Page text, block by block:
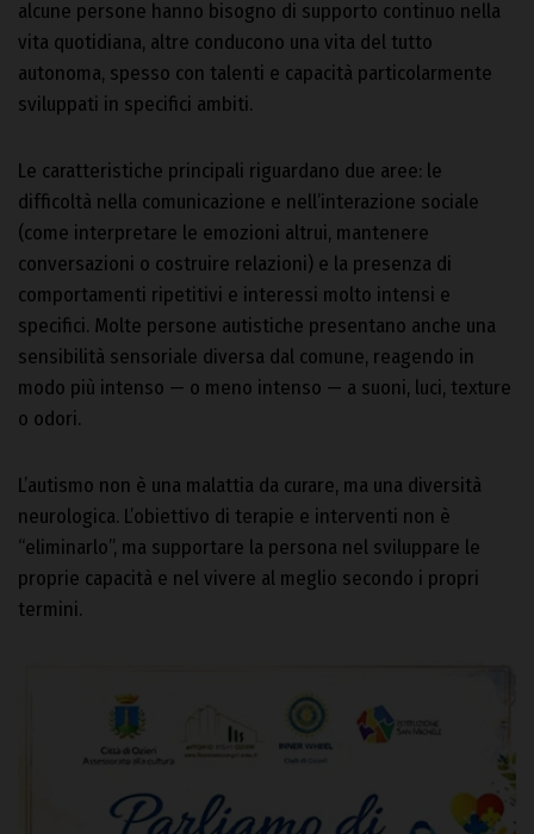
alcune persone hanno bisogno di supporto continuo nella
vita quotidiana, altre conducono una vita del tutto
autonoma, spesso con talenti e capacità particolarmente
sviluppati in specifici ambiti.
Le caratteristiche principali riguardano due aree: le
difficoltà nella comunicazione e nell’interazione sociale
(come interpretare le emozioni altrui, mantenere
conversazioni o costruire relazioni) e la presenza di
comportamenti ripetitivi e interessi molto intensi e
specifici. Molte persone autistiche presentano anche una
sensibilità sensoriale diversa dal comune, reagendo in
modo più intenso — o meno intenso — a suoni, luci, texture
o odori.
L’autismo non è una malattia da curare, ma una diversità
neurologica. L’obiettivo di terapie e interventi non è
“eliminarlo”, ma supportare la persona nel sviluppare le
proprie capacità e nel vivere al meglio secondo i propri
termini.